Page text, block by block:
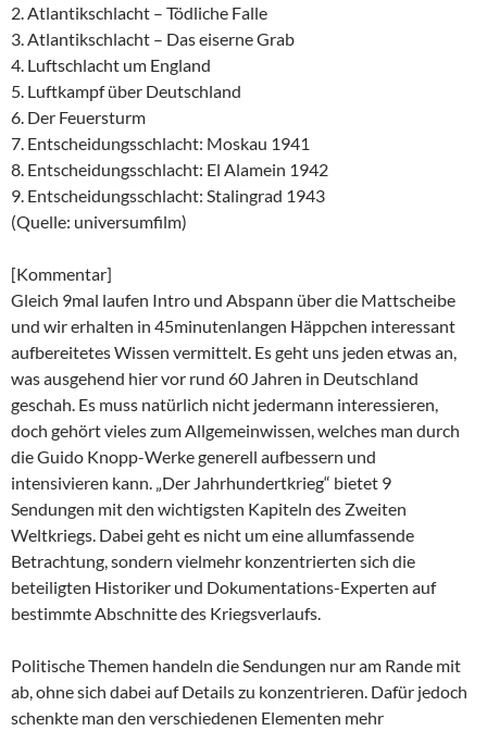
2. Atlantikschlacht – Tödliche Falle
3. Atlantikschlacht – Das eiserne Grab
4. Luftschlacht um England
5. Luftkampf über Deutschland
6. Der Feuersturm
7. Entscheidungsschlacht: Moskau 1941
8. Entscheidungsschlacht: El Alamein 1942
9. Entscheidungsschlacht: Stalingrad 1943
(Quelle: universumfilm)
[Kommentar]
Gleich 9mal laufen Intro und Abspann über die Mattscheibe
und wir erhalten in 45minutenlangen Häppchen interessant
aufbereitetes Wissen vermittelt. Es geht uns jeden etwas an,
was ausgehend hier vor rund 60 Jahren in Deutschland
geschah. Es muss natürlich nicht jedermann interessieren,
doch gehört vieles zum Allgemeinwissen, welches man durch
die Guido Knopp-Werke generell aufbessern und
intensivieren kann. „Der Jahrhundertkrieg“ bietet 9
Sendungen mit den wichtigsten Kapiteln des Zweiten
Weltkriegs. Dabei geht es nicht um eine allumfassende
Betrachtung, sondern vielmehr konzentrierten sich die
beteiligten Historiker und Dokumentations-Experten auf
bestimmte Abschnitte des Kriegsverlaufs.
Politische Themen handeln die Sendungen nur am Rande mit
ab, ohne sich dabei auf Details zu konzentrieren. Dafür jedoch
schenkte man den verschiedenen Elementen mehr